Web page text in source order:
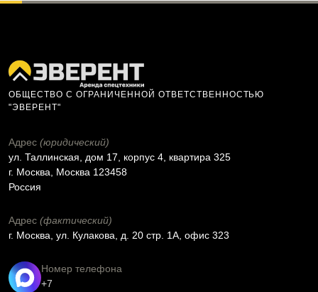
ОБЩЕСТВО С ОГРАНИЧЕННОЙ ОТВЕТСТВЕННОСТЬЮ
"ЭВЕРЕНТ"
Адрес (юридический)
ул. Таллинская, дом 17, корпус 4, квартира 325
г. Москва, Москва 123458
Россия
Адрес (фактический)
г. Москва, ул. Кулакова, д. 20 стр. 1А, офис 323
Номер телефона
+7